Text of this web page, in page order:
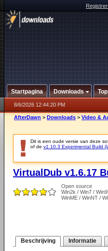
Startpagina Downloads
8/6/2026 12:44:20 PM
AfterDawn > Downloads > Video &
Dit is een oude versie van deze
of de v1.10.3 Experimental Build
VirtualDub v1.6.17
Open source
Win2k / Win7 /
WinME / WinNT /
Beschrijving Informatie